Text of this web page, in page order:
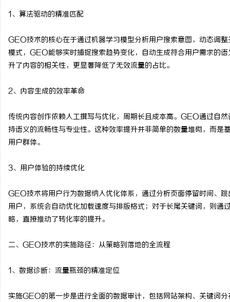
1、算法驱动的精准匹配
GEO技术的核心在于通过机器学习模型分析用户搜索意图，动态调
模式，GEO能够实时捕捉搜索趋势变化，自动生成符合用户需求的
升了内容的相关性，更显著降低了无效流量的占比。
2、内容生成的效率革命
传统内容创作依赖人工撰写与优化，周期长且成本高。GEO通过自
持语义的流畅性与专业性。这种效率提升并非简单的数量堆砌，而
用户群体。
3、用户体验的持续优化
GEO技术将用户行为数据纳入优化体系，通过分析页面停留时间、
用户，系统会自动优化加载速度与排版格式；对于长尾关键词，则
略，直接推动了转化率的提升。
二、GEO技术的实施路径：从策略到落地的全流程
1、数据诊断：流量瓶颈的精准定位
实施GEO的第一步是进行全面的数据审计，包括网站架构、关键词